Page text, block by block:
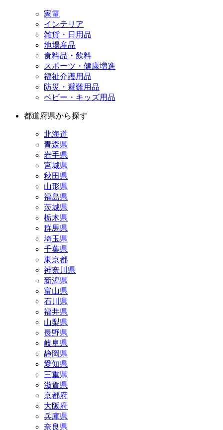
家電
インテリア
雑貨・日用品
地場産品
食料品・飲料
スポーツ・健康増進
福祉介護用品
防災・避難用品
ベビー・キッズ用品
都道府県から探す
北海道
青森県
岩手県
宮城県
秋田県
山形県
福島県
茨城県
栃木県
群馬県
埼玉県
千葉県
東京都
神奈川県
新潟県
富山県
石川県
福井県
山梨県
長野県
岐阜県
静岡県
愛知県
三重県
滋賀県
京都府
大阪府
兵庫県
奈良県